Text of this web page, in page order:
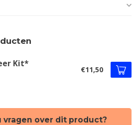
Kit*
€11,50
vragen over dit product?